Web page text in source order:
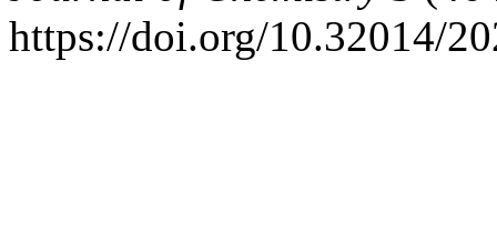
https://doi.org/10.32014/